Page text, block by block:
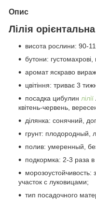
Опис
Лілія
висота рослини: 90-
бутони: густомахрові,
аромат яскраво
цвітіння: триває 3
посадка цибулин лілії
квітень-червень,
ділянка: сонячний,
грунт: плодородный,
полив: умеренный,
подкормка: 2-3 раза
морозоустойчивость:
участок с луковицами;
тип посадочного